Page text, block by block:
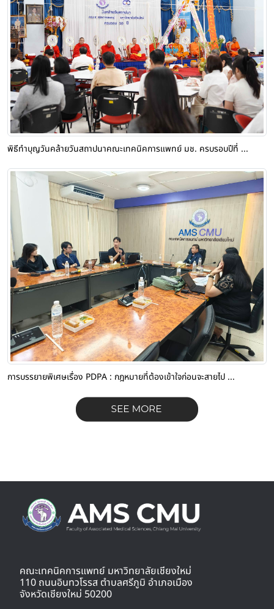
พิธีทําบุญวันคล้ายวันสถาปนาคณะเทคนิคการแพทย์ มช. ครบรอบปีที่ ...
การบรรยายพิเศษเรื่อง PDPA : กฎหมายที่ต้องเข้าใจก่อนจะสายไป ...
คณะเทคนิคการแพทย์ มหาวิทยาลัยเชียงใหม่
110 ถนนอินทวโรรส ตำบลศรีภูมิ อำเภอเมือง
จังหวัดเชียงใหม่ 50200